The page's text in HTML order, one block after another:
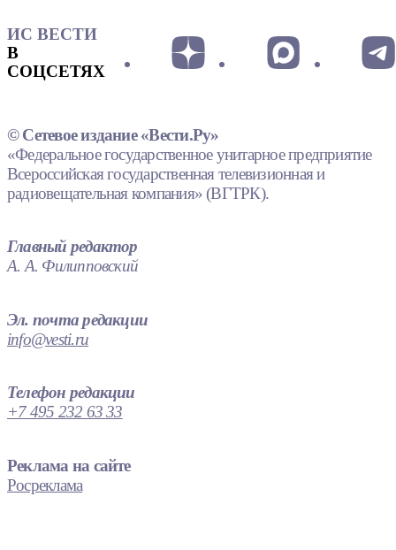
ИС ВЕСТИ
В
СОЦСЕТЯХ
© Сетевое издание «Вести.Ру»
«Федеральное государственное унитарное предприятие
Всероссийская государственная телевизионная и
радиовещательная компания» (ВГТРК).
Главный редактор
А. А. Филипповский
Эл. почта редакции
info@vesti.ru
Телефон редакции
+7 495 232 63 33
Реклама на сайте
Росреклама